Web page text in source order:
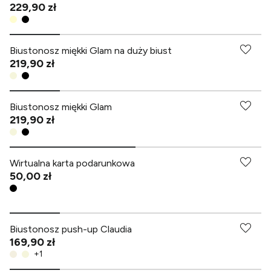
229,90 zł
Biustonosz miękki Glam na duży biust
219,90 zł
Biustonosz miękki Glam
219,90 zł
Wirtualna karta podarunkowa
50,00 zł
Biustonosze
3 za 2
Biustonosz push-up Claudia
169,90 zł
+1